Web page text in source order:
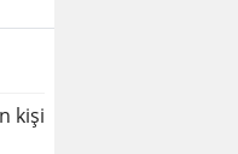
kişi